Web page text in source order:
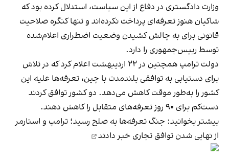
وزارت دادگستری در دفاع از این سیاست، استدلال کرده بود که
شاکیان هنوز تعرفه‌ای پرداخت نکرده‌اند و تنها کنگره صلاحیت
قانونی برای به چالش کشیدن وضعیت اضطراری اعلام‌شده
توسط رییس‌جمهوری را دارد.
دولت ترامپ همچنین در ۲۲ ارديبهشت اعلام کرد که در تلاش
برای دستیابی به توافقی بلندمدت با چین، تعرفه‌ها علیه این
کشور را به‌طور موقت کاهش می‌دهد. دو کشور توافق کردند
دست‌کم برای ۹۰ روز تعرفه‌های متقابل را کاهش دهند.
بیشتر بخوانید: جنگ تعرفه‌ها به صلح رسید؛ ترامپ و استارمر
از نهایی شدن توافق تجاری خبر دادند